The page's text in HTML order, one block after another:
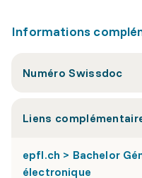
Informations
Numéro Swissdoc
Liens
epfl.ch > Bachelor
électronique